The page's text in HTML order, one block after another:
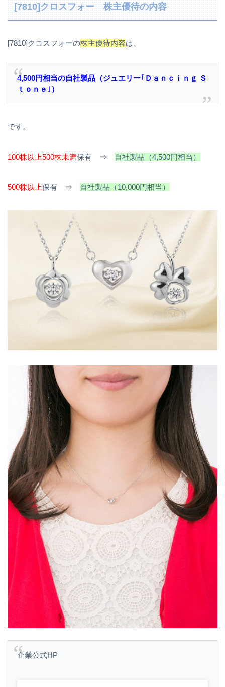
[7810]クロスフォー 株主優待の内容
[7810]クロスフォーの株主優待内容は、
4,500円相当の自社製品（ジュエリー｢Ｄａｎｃｉｎｇ Ｓ
ｔｏｎｅ｣）
です。
100株以上500株未満保有 ⇒ 自社製品（4,500円相当）
500株以上保有 ⇒ 自社製品（10,000円相当）
企業公式HP